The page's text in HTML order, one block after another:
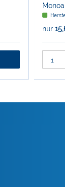
nur